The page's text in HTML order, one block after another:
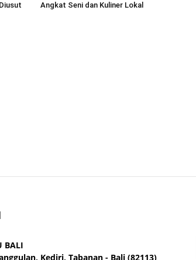
Angkat Seni dan Kuliner Lokal
BALI
Kediri, Tabanan - Bali (82113)